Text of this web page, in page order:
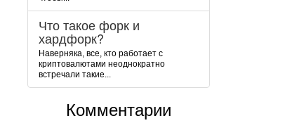
Что такое форк и
хардфорк?
Наверняка, все, кто работает с
криптовалютами неоднократно
встречали такие...
Комментарии